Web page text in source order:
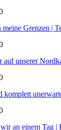
meine Grenzen |
auf unserer
komplett
wir an einem Tag